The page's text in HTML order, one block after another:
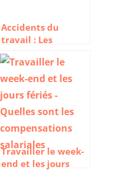
Accidents du
travail : Les
conséquences d’un
phénomène encore
bien présent en
2023
Travailler le week-
end et les jours